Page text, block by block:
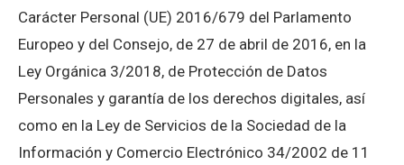
Carácter Personal (UE) 2016/679 del Parlamento
Europeo y del Consejo, de 27 de abril de 2016, en la
Ley Orgánica 3/2018, de Protección de Datos
Personales y garantía de los derechos digitales, así
como en la Ley de Servicios de la Sociedad de la
Información y Comercio Electrónico 34/2002 de 11